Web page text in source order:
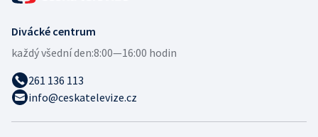
Divácké centrum
každý všední den:8:00—16:00 hodin
261 136 113
info@ceskatelevize.cz